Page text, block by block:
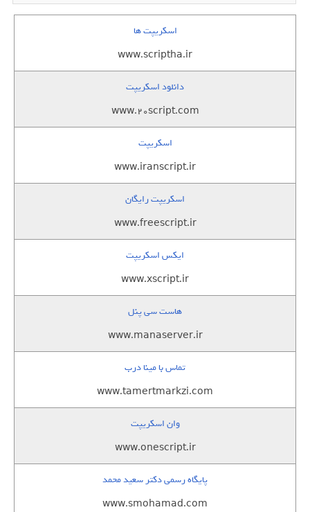
اسکریپت ها
www.scriptha.ir
دانلود اسکریپت
www.20script.com
اسکریپت
www.iranscript.ir
اسکریپت رایگان
www.freescript.ir
ایکس اسکریپت
www.xscript.ir
هاست سی پنل
www.manaserver.ir
تماس با مینا درب
www.tamertmarkzi.com
وان اسکریپت
www.onescript.ir
پایگاه رسمی دکتر سعید محمد
www.smohamad.com